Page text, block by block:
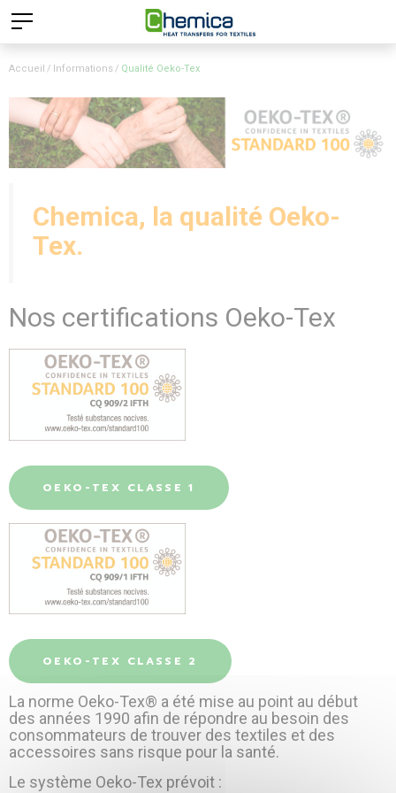
Accueil Informations Qualité Oeko-Tex
Chemica, la qualité Oeko-
Tex.
Nos certifications Oeko-Tex
OEKO-TEX CLASSE 1
OEKO-TEX CLASSE 2
La norme Oeko-Tex® a été mise au point au début
des années 1990 afin de répondre au besoin des
consommateurs de trouver des textiles et des
accessoires sans risque pour la santé.
Le système Oeko-Tex prévoit :